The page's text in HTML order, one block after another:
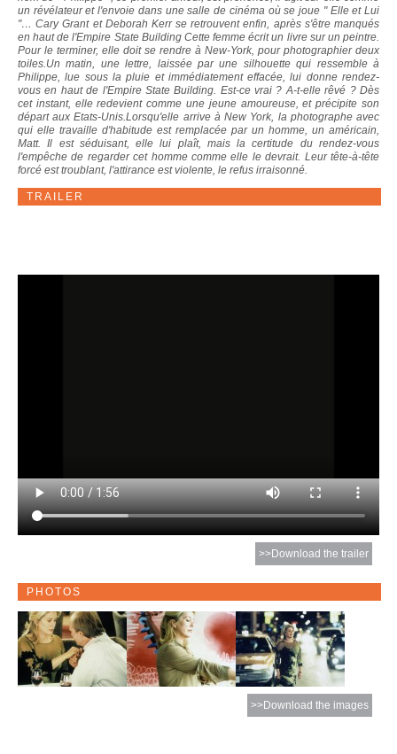
un révélateur et l'envoie dans une salle de cinéma où se joue " Elle et Lui
"… Cary Grant et Deborah Kerr se retrouvent enfin, après s'être manqués
en haut de l'Empire State Building Cette femme écrit un livre sur un peintre.
Pour le terminer, elle doit se rendre à New-York, pour photographier deux
toiles.Un matin, une lettre, laissée par une silhouette qui ressemble à
Philippe, lue sous la pluie et immédiatement effacée, lui donne rendez-
vous en haut de l'Empire State Building. Est-ce vrai ? A-t-elle rêvé ? Dès
cet instant, elle redevient comme une jeune amoureuse, et précipite son
départ aux Etats-Unis.Lorsqu'elle arrive à New York, la photographe avec
qui elle travaille d'habitude est remplacée par un homme, un américain,
Matt. Il est séduisant, elle lui plaît, mais la certitude du rendez-vous
l'empêche de regarder cet homme comme elle le devrait. Leur tête-à-tête
forcé est troublant, l'attirance est violente, le refus irraisonné.
TRAILER
>>Download the trailer
PHOTOS
>>Download the images